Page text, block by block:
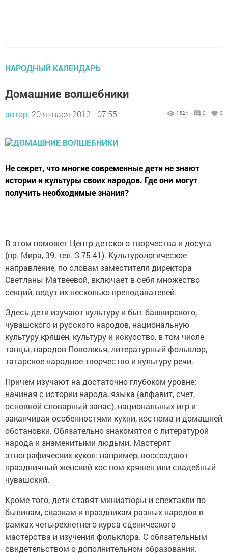
НАРОДНЫЙ КАЛЕНДАРЬ
Домашние волшебники
автор, 20 января 2012 - 07:55 1524 0 0
Не секрет, что многие современные дети не знают
истории и культуры своих народов. Где они могут
получить необходимые знания?
В этом поможет Центр детского творчества и досуга
(пр. Мира, 39, тел. 3-75-41). Культурологическое
направление, по словам заместителя директора
Светланы Матвеевой, включает в себя множество
секций, ведут их несколько преподавателей.
Здесь дети изучают культуру и быт башкирского,
чувашского и русского народов, национальную
культуру кряшен, культуру и искусство, в том числе
танцы, народов Поволжья, литературный фольклор,
татарское народное творчество и культуру речи.
Причем изучают на достаточно глубоком уровне:
начиная с истории народа, языка (алфавит, счет,
основной словарный запас), национальных игр и
заканчивая особенностями кухни, костюма и домашней
обстановки. Обязательно знакомятся с литературой
народа и знаменитыми людьми. Мастерят
этнографических кукол: например, воссоздают
праздничный женский костюм кряшен или свадебный
чувашский.
Кроме того, дети ставят миниатюры и спектакли по
былинам, сказкам и праздникам разных народов в
рамках четырехлетнего курса сценического
мастерства и изучения фольклора. С обязательным
свидетельством о дополнительном образовании.